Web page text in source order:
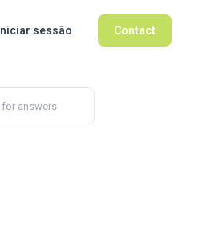
Iniciar sessão Contact